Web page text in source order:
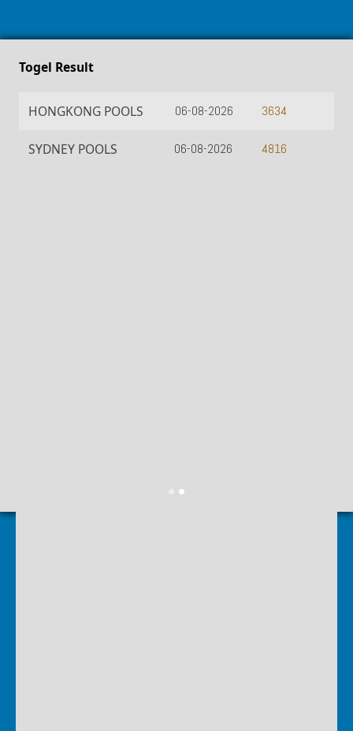
Togel Result
HONGKONG POOLS 3634
06-08-2026
SYDNEY POOLS 4816
06-08-2026